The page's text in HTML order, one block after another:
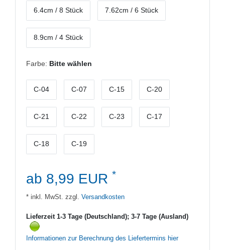
6.4cm / 8 Stück 7.62cm / 6 Stück
8.9cm / 4 Stück
Farbe: Bitte wählen
C-04 C-07 C-15 C-20
C-21 C-22 C-23 C-17
C-18 C-19
ab 8,99 EUR *
* inkl. MwSt. zzgl. Versandkosten
Lieferzeit 1-3 Tage (Deutschland); 3-7 Tage (Ausland)
Informationen zur Berechnung des Liefertermins hier